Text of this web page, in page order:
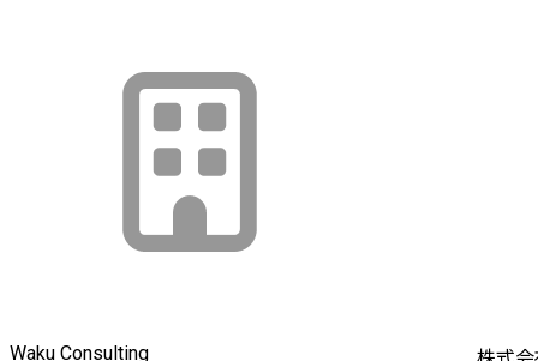
Waku Consulting